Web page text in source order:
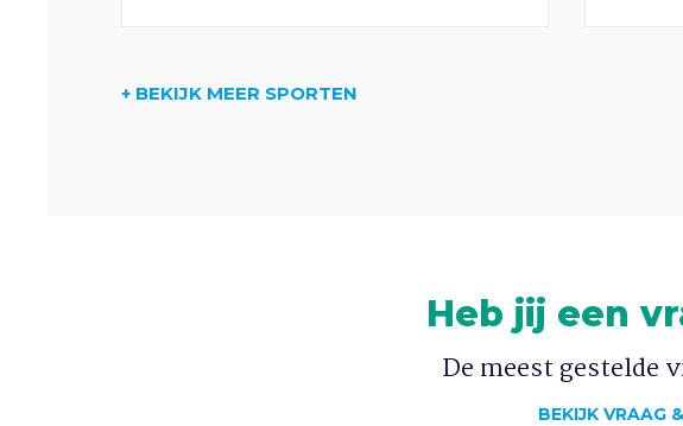
Gymnastiek
+ BEKIJK MEER SPORTEN
Heb jij een
De meest gestelde
BEKIJK VRAAG